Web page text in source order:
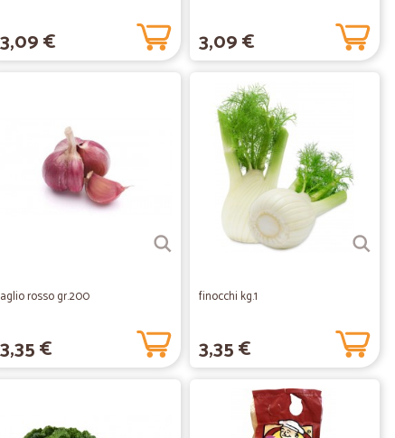
3,09 € 3,09 €
aglio rosso gr.200
3,35 €
finocchi kg.1
3,35 €